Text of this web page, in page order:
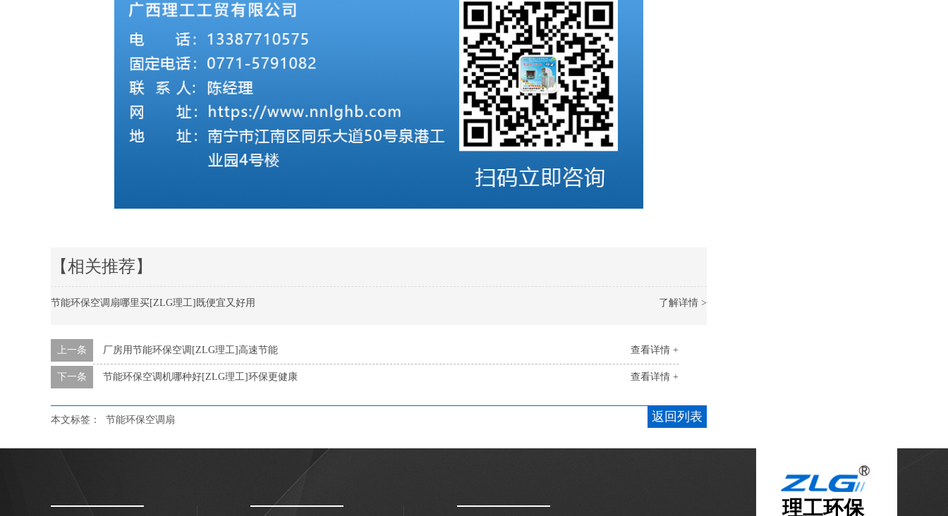
【相关推荐】
了解详情 >
节能环保空调扇哪里买[ZLG理工]既便宜又好用
查看详情 +
上一条 厂房用节能环保空调[ZLG理工]高速节能
查看详情 +
下一条 节能环保空调机哪种好[ZLG理工]环保更健康
返回列表
本文标签： 节能环保空调扇
理工环保